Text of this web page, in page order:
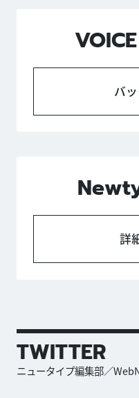
バ
詳
TWITTER
ニュータイプ編集部／